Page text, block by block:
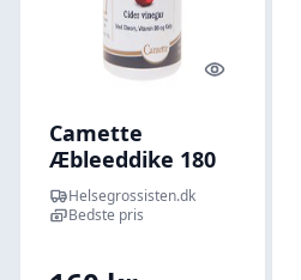
Quick look
Camette
Æbleeddike 180
tab.Helsegrossisten.dk
Bedste pris